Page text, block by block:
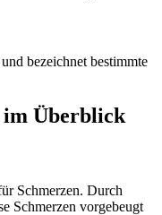
bezeichnet bestimmte
Überblick
Schmerzen. Durch
Schmerzen vorgebeugt